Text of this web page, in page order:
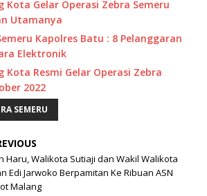
Kota Gelar Operasi Zebra Semeru
Utamanya
Kapolres Batu : 8 Pelanggaran
Elektronik
Kota Resmi Gelar Operasi Zebra
2022
SEMERU
Haru, Walikota Sutiaji dan Wakil Walikota
Edi Jarwoko Berpamitan Ke Ribuan ASN
Malang